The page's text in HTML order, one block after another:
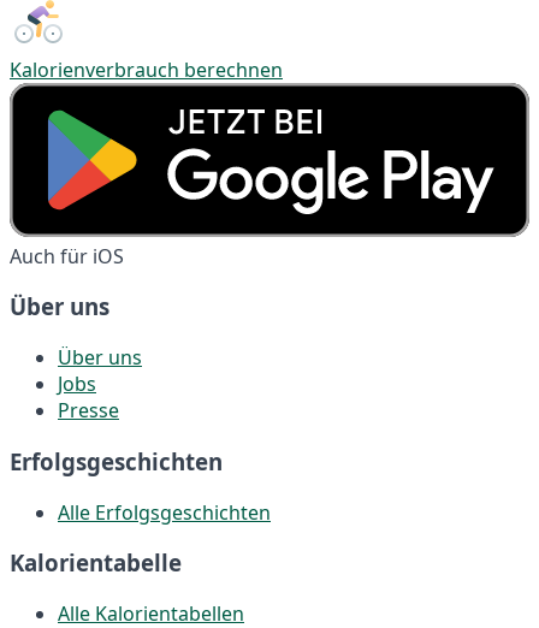
Kalorienverbrauch berechnen
Auch für iOS
Über uns
Über uns
Jobs
Presse
Erfolgsgeschichten
Alle Erfolgsgeschichten
Kalorientabelle
Alle Kalorientabellen